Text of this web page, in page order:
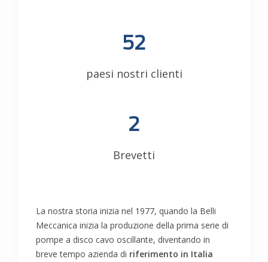
52
paesi nostri clienti
2
Brevetti
La nostra storia inizia nel 1977, quando la Belli
Meccanica inizia la produzione della prima serie di
pompe a disco cavo oscillante, diventando in
breve tempo azienda di riferimento in Italia